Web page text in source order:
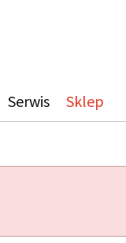
Serwis Sklep